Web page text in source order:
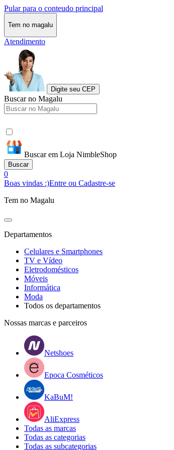
Pular para o conteudo principal
Tem no magalu
Atendimento
Digite seu CEP
Buscar no Magalu
Buscar em Loja NimbleShop
Buscar
0
Boas vindas :)Entre ou Cadastre-se
Tem no Magalu
Departamentos
Celulares e Smartphones
TV e Vídeo
Eletrodomésticos
Móveis
Informática
Moda
Todos os departamentos
Nossas marcas e parceiros
Netshoes
Epoca Cosméticos
KaBuM!
AliExpress
Todas as marcas
Todas as categorias
Todas as subcategorias